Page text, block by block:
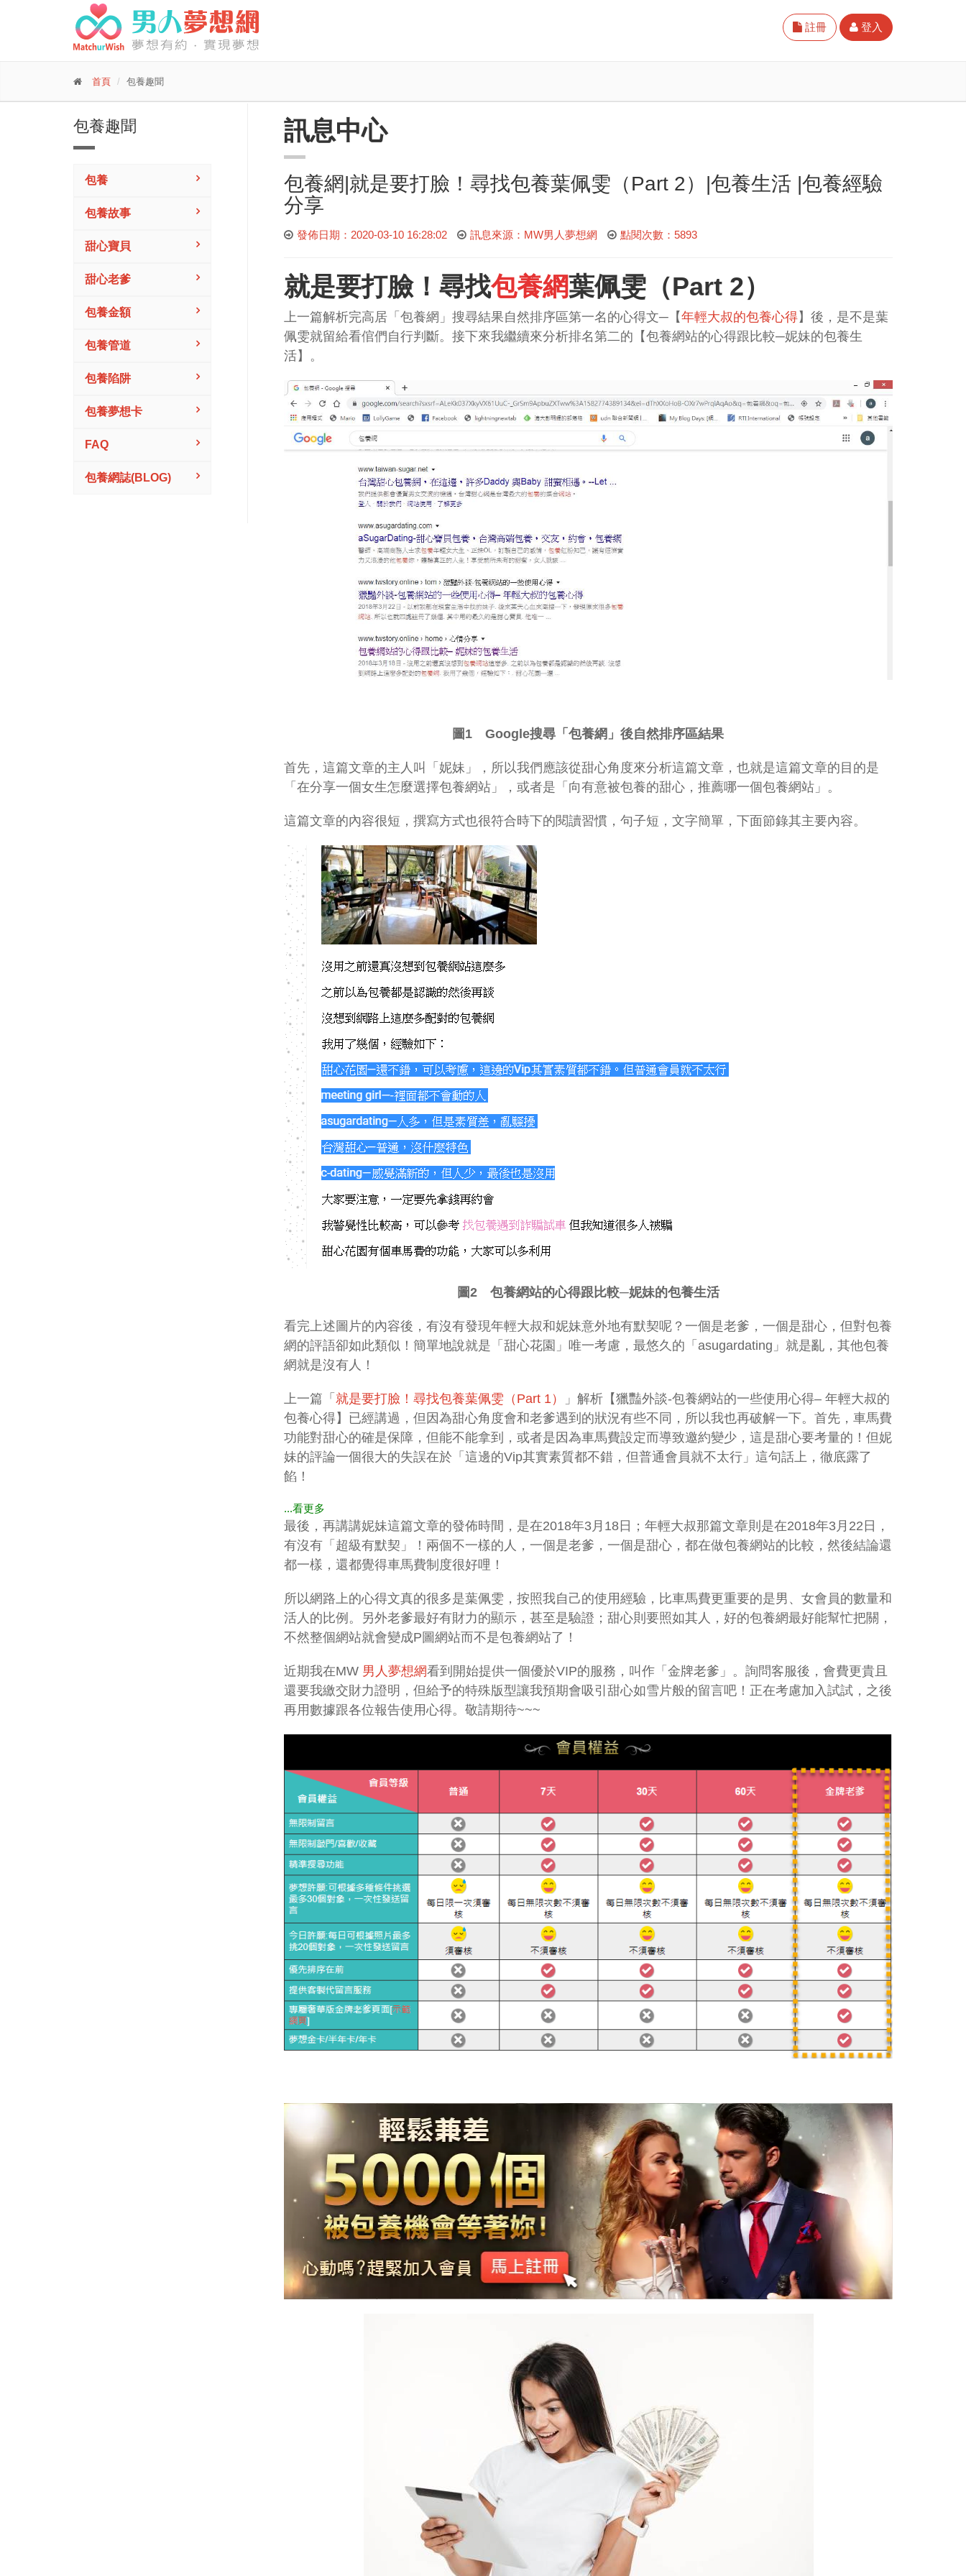
註冊 登入
首頁 包養趣聞
包養趣聞
包養
包養故事
甜心寶貝
甜心老爹
包養金額
包養管道
包養陷阱
包養夢想卡
FAQ
包養網誌(BLOG)
訊息中心
包​養網|就是要打臉！尋找包養葉佩雯（Part 2）|包養生活 |包養經驗
分享
發佈日期：2020-03-10 16:28:02 訊息來源：MW男人夢想網 點閱次數：5893
就是要打臉！尋找包養網葉佩雯（Part 2）
上一篇解析完高居「包養網」搜尋結果自然排序區第一名的心得文─【年輕大叔的包養心得】後，是不是葉
佩雯就留給看倌們自行判斷。接下來我繼續來分析排名第二的【包養網站的心得跟比較─妮妹的包養生
活】。
圖1 Google搜尋「包養網 」後自然排序區結果
首先，這篇文章的主人叫「妮妹」，所以我們應該從甜心角度來分析這篇文章，也就是這篇文章的目的是
「在分享一個女生怎麼選擇包養網站」，或者是「向有意被包養的甜心，推薦哪一個包養網站」。
這篇文章的內容很短，撰寫方式也很符合時下的閱讀習慣，句子短，文字簡單，下面節錄其主要內容。
圖2 包養網站的心得跟比較─妮妹的包養生活
看完上述圖片的內容後，有沒有發現年輕大叔和妮妹意外地有默契呢？一個是老爹，一個是甜心，但對包養
網的評語卻如此類似！簡單地說就是「甜心花園」唯一考慮，最悠久的「asugardating」就是亂，其他包養
網就是沒有人！
上一篇「 就是要打臉！尋找包養葉佩雯（Part 1）
」解析【獵豔外談-包養網站的一些使用心得– 年輕大叔的
包養心得】已經講過，但因為甜心角度會和老爹遇到的狀況有些不同，所以我也再破解一下。首先，車馬費
功能對甜心的確是保障，但能不能拿到，或者是因為車馬費設定而導致邀約變少，這是甜心要考量的！但妮
妹的評論一個很大的失誤在於「這邊的Vip其實素質都不錯，但普通會員就不太行」這句話上，徹底露了
餡！
...看更多
最後，再講講妮妹這篇文章的發佈時間，是在2018年3月18日；年輕大叔那篇文章則是在2018年3月22日，
有沒有「超級有默契」！兩個不一樣的人，一個是老爹，一個是甜心，都在做包養網站的比較，然後結論還
都一樣，還都覺得車馬費制度很好哩！
所以網路上的心得文真的很多是葉佩雯，按照我自己的使用經驗，比車馬費更重要的是男、女會員的數量和
活人的比例。另外老爹最好有財力的顯示，甚至是驗證；甜心則要照如其人，好的包養網最好能幫忙把關，
不然整個網站就會變成P圖網站而不是包養網站了！
近期我在MW 男人夢想網看到開始提供一個優於VIP的服務，叫作「金牌老爹」。詢問客服後，會費更貴且
還要我繳交財力證明，但給予的特殊版型讓我預期會吸引甜心如雪片般的留言吧！正在考慮加入試試，之後
再用數據跟各位報告使用心得。敬請期待~~~